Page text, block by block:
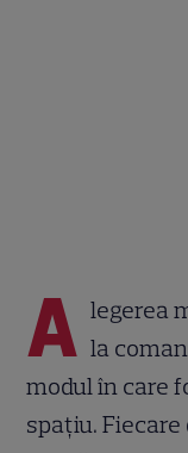
A legerea
la
modul în care
spațiu.